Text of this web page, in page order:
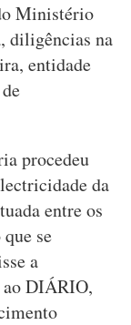
Ministério
diligências na
entidade
procedeu
da
entre os
se
a
ao DIÁRIO,